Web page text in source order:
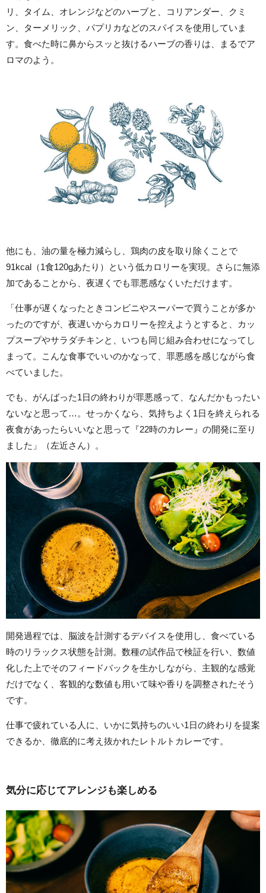
リ、タイム、オレンジなどのハーブと、コリアンダー、クミ
ン、ターメリック、パプリカなどのスパイスを使用していま
す。食べた時に鼻からスッと抜けるハーブの香りは、まるでア
ロマのよう。
他にも、油の量を極力減らし、鶏肉の皮を取り除くことで
91kcal（1食120gあたり）という低カロリーを実現。さらに無添
加であることから、夜遅くでも罪悪感なくいただけます。
「仕事が遅くなったときコンビニやスーパーで買うことが多か
ったのですが、夜遅いからカロリーを控えようとすると、カッ
プスープやサラダチキンと、いつも同じ組み合わせになってし
まって。こんな食事でいいのかなって、罪悪感を感じながら食
べていました。
でも、がんばった1日の終わりが罪悪感って、なんだかもったい
ないなと思って…。せっかくなら、気持ちよく1日を終えられる
夜食があったらいいなと思って『22時のカレー』の開発に至り
ました」（左近さん）。
開発過程では、脳波を計測するデバイスを使用し、食べている
時のリラックス状態を計測。数種の試作品で検証を行い、数値
化した上でそのフィードバックを生かしながら、主観的な感覚
だけでなく、客観的な数値も用いて味や香りを調整されたそう
です。
仕事で疲れている人に、いかに気持ちのいい1日の終わりを提案
できるか、徹底的に考え抜かれたレトルトカレーです。
気分に応じてアレンジも楽しめる